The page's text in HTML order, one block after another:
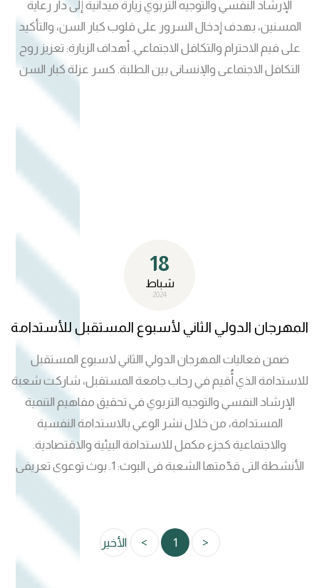
الإرشاد النفسي والتوجيه التربوي زيارة ميدانية إلى دار رعاية
المسنين، بهدف إدخال السرور على قلوب كبار السن، والتأكيد
على قيم الاحترام والتكافل الاجتماعي. أهداف الزيارة: تعزيز روح
التكافل الاجتماعي والإنساني بين الطلبة. كسر عزلة كبار السن
وإشعارهم بالاهتمام والتقدير. ترسيخ قيم الرحمة والعطاء في
الرعاية الاجتماعية. تألف الفريق من كادر جامعة المستقبل م.د
ايمان غانم حميد/ مدير وحدة الارشاد النفسي والتوجيه التربوي
في كلية الصيدلة م.م زهراء صلاح علي / مسؤولة شعبة الارشاد
النفسي والتوجيه التربوي م. دهاق محمد كاظم / موظف شعبة
18
شباط
2024
المهرجان الدولي الثاني لأسبوع المستقبل للأستدامة
ضمن فعاليات المهرجان الدولي االثاني لاسبوع المستقبل
للاستدامة الذي أُقيم في رحاب جامعة المستقبل، شاركت شعبة
الإرشاد النفسي والتوجيه التربوي في تحقيق مفاهيم التنمية
المستدامة، من خلال نشر الوعي بالاستدامة النفسية
والاجتماعية كجزء مكمل للاستدامة البيئية والاقتصادية.
الأنشطة التي قدّمتها الشعبة في البوث: 1. بوث توعوي تعريفي
يحتوي على: مكتبة تحتوي على مجموعة من الكتب الارشادية
والنفسية . عرض مواد طبيعية مستدامة . بوسترات ونشرات
تثقيفية عن الصحة النفسية والاستقرار التربوي. تعريف بمهام
الشعبة وأنشطتها الموجهة للطلبة. عبارات تحفيزية ونصائح
للحفاظ على الصحة النفسية. ركن الاستشارات النفسية والدعم
<
1
> الأخير